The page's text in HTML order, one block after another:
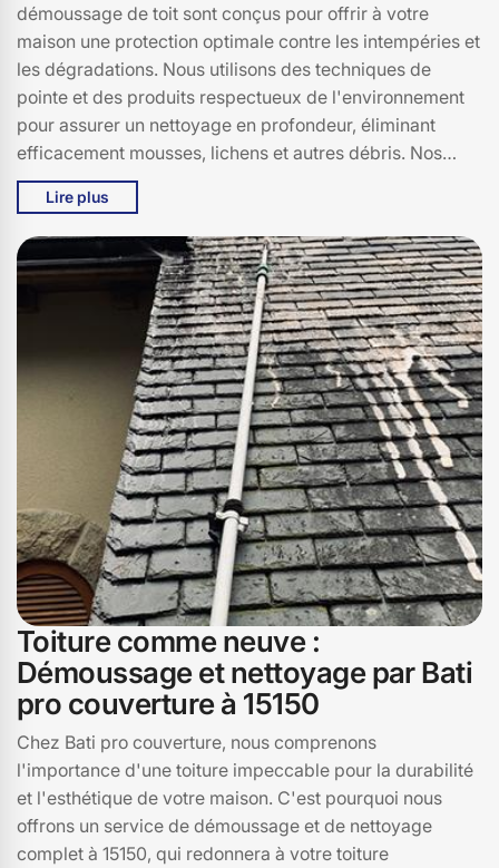
démoussage de toit sont conçus pour offrir à votre
maison une protection optimale contre les intempéries et
les dégradations. Nous utilisons des techniques de
pointe et des produits respectueux de l'environnement
pour assurer un nettoyage en profondeur, éliminant
efficacement mousses, lichens et autres débris. Nos
experts sont formés pour traiter tous types de toitures,
garantissant un service de qualité et une satisfaction
totale. En choisissant Bati pro couverture, vous
bénéficiez d'un savoir-faire éprouvé, d'une équipe
dévouée et d'une attention particulière à chaque détail.
Nous sommes fiers de servir la communauté de Saint
Etienne Cantales, 15150, et nous nous engageons à
maintenir des standards élevés pour chaque projet.
Faites confiance à Bati pro couverture pour redonner à
votre toit son éclat d'origine et assurer sa longévité.
Lire plus
Toiture comme neuve :
Démoussage et nettoyage par Bati
pro couverture à 15150
Chez Bati pro couverture, nous comprenons
l'importance d'une toiture impeccable pour la durabilité
et l'esthétique de votre maison. C'est pourquoi nous
offrons un service de démoussage et de nettoyage
complet à 15150, qui redonnera à votre toiture